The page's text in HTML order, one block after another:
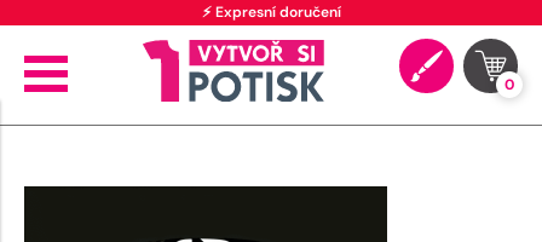
⚡ Expresní doručení
0